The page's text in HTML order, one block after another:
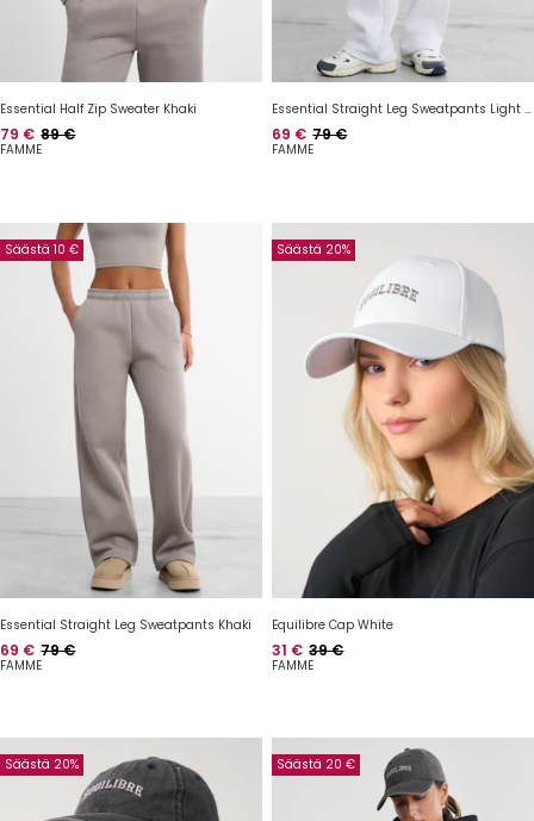
Essential Half Zip Sweater Khaki
Hinta
79 € Normaalihinta
89 €
FAMME
Essential Straight Leg Sweatpants Light Grey
Hinta
69 € Normaalihinta
79 €
FAMME
Säästä 10 €
Essential Straight Leg Sweatpants Khaki
Hinta
69 € Normaalihinta
79 €
FAMME
Säästä 20%
Equilibre Cap White
Hinta
31 € Normaalihinta
39 €
FAMME
Säästä 20% Säästä 20 €